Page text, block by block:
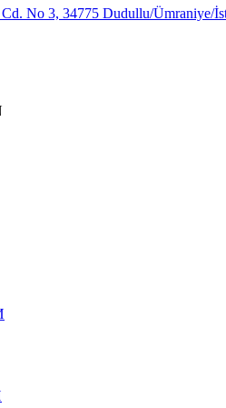
No 3, 34775 Dudullu/Ümraniye/